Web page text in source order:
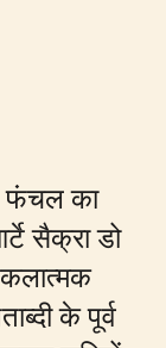
फंचल का
सैक्रा डो
कलात्मक
के पूर्व